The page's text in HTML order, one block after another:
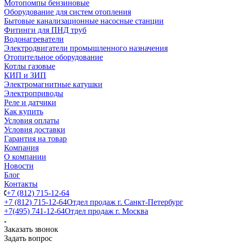
Мотопомпы бензиновые
Оборудование для систем отопления
Бытовые канализационные насосные станции
Фитинги для ПНД труб
Водонагреватели
Электродвигатели промышленного назначения
Отопительное оборудование
Котлы газовые
КИП и ЗИП
Электромагнитные катушки
Электроприводы
Реле и датчики
Как купить
Условия оплаты
Условия доставки
Гарантия на товар
Компания
О компании
Новости
Блог
Контакты
+7 (812) 715-12-64
+7 (812) 715-12-64Отдел продаж г. Санкт-Петербург
+7(495) 741-12-64Отдел продаж г. Москва
Заказать звонок
Задать вопрос